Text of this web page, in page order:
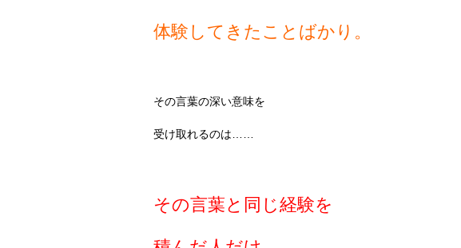
体験してきたことばかり。
その言葉の深い意味を
受け取れるのは……
その言葉と同じ経験を